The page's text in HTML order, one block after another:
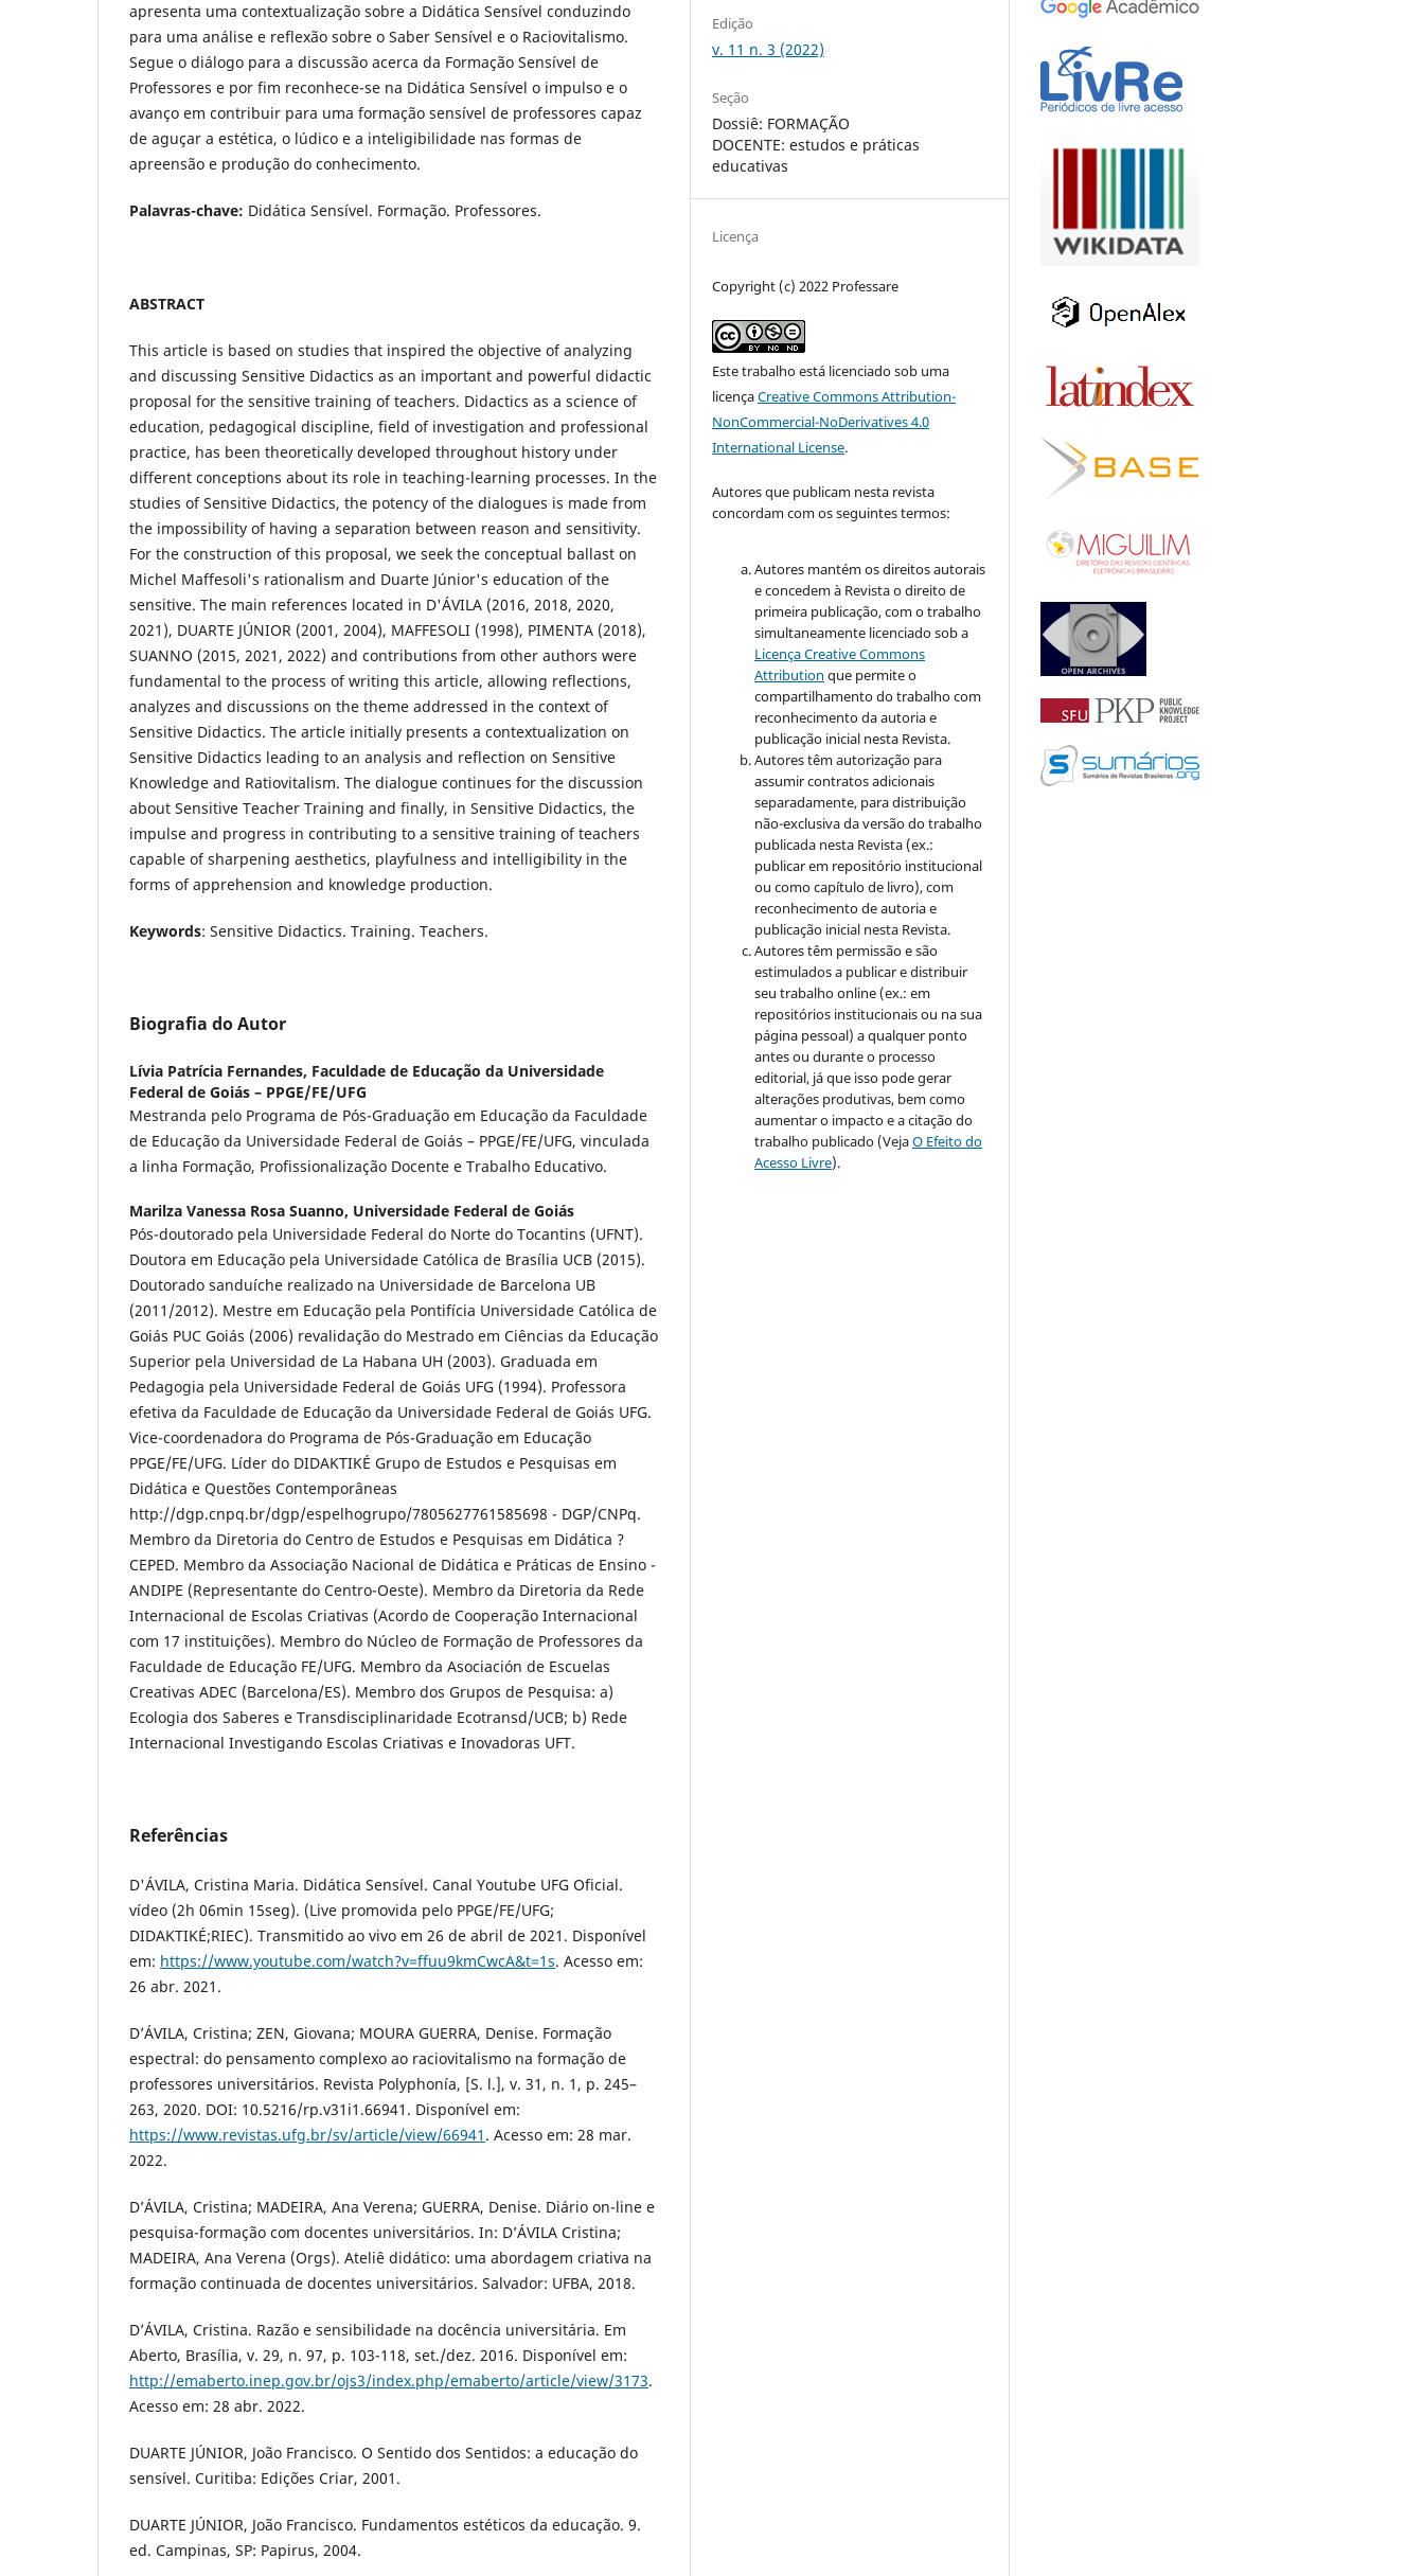
apresenta uma contextualização sobre a Didática Sensível conduzindo
para uma análise e reflexão sobre o Saber Sensível e o Raciovitalismo.
Segue o diálogo para a discussão acerca da Formação Sensível de
Professores e por fim reconhece-se na Didática Sensível o impulso e o
avanço em contribuir para uma formação sensível de professores capaz
de aguçar a estética, o lúdico e a inteligibilidade nas formas de
apreensão e produção do conhecimento.
Palavras-chave: Didática Sensível. Formação. Professores.
ABSTRACT
This article is based on studies that inspired the objective of analyzing
and discussing Sensitive Didactics as an important and powerful didactic
proposal for the sensitive training of teachers. Didactics as a science of
education, pedagogical discipline, field of investigation and professional
practice, has been theoretically developed throughout history under
different conceptions about its role in teaching-learning processes. In the
studies of Sensitive Didactics, the potency of the dialogues is made from
the impossibility of having a separation between reason and sensitivity.
For the construction of this proposal, we seek the conceptual ballast on
Michel Maffesoli's rationalism and Duarte Júnior's education of the
sensitive. The main references located in D'ÁVILA (2016, 2018, 2020,
2021), DUARTE JÚNIOR (2001, 2004), MAFFESOLI (1998), PIMENTA (2018),
SUANNO (2015, 2021, 2022) and contributions from other authors were
fundamental to the process of writing this article, allowing reflections,
analyzes and discussions on the theme addressed in the context of
Sensitive Didactics. The article initially presents a contextualization on
Sensitive Didactics leading to an analysis and reflection on Sensitive
Knowledge and Ratiovitalism. The dialogue continues for the discussion
about Sensitive Teacher Training and finally, in Sensitive Didactics, the
impulse and progress in contributing to a sensitive training of teachers
capable of sharpening aesthetics, playfulness and intelligibility in the
forms of apprehension and knowledge production.
Keywords: Sensitive Didactics. Training. Teachers.
Biografia do Autor
Lívia Patrícia Fernandes, Faculdade de Educação da Universidade
Federal de Goiás – PPGE/FE/UFG
Mestranda pelo Programa de Pós-Graduação em Educação da Faculdade
de Educação da Universidade Federal de Goiás – PPGE/FE/UFG, vinculada
a linha Formação, Profissionalização Docente e Trabalho Educativo.
Marilza Vanessa Rosa Suanno, Universidade Federal de Goiás
Pós-doutorado pela Universidade Federal do Norte do Tocantins (UFNT).
Doutora em Educação pela Universidade Católica de Brasília UCB (2015).
Doutorado sanduíche realizado na Universidade de Barcelona UB
(2011/2012). Mestre em Educação pela Pontifícia Universidade Católica de
Goiás PUC Goiás (2006) revalidação do Mestrado em Ciências da Educação
Superior pela Universidad de La Habana UH (2003). Graduada em
Pedagogia pela Universidade Federal de Goiás UFG (1994). Professora
efetiva da Faculdade de Educação da Universidade Federal de Goiás UFG.
Vice-coordenadora do Programa de Pós-Graduação em Educação
PPGE/FE/UFG. Líder do DIDAKTIKÉ Grupo de Estudos e Pesquisas em
Didática e Questões Contemporâneas
http://dgp.cnpq.br/dgp/espelhogrupo/7805627761585698 - DGP/CNPq.
Membro da Diretoria do Centro de Estudos e Pesquisas em Didática ?
CEPED. Membro da Associação Nacional de Didática e Práticas de Ensino -
ANDIPE (Representante do Centro-Oeste). Membro da Diretoria da Rede
Internacional de Escolas Criativas (Acordo de Cooperação Internacional
com 17 instituições). Membro do Núcleo de Formação de Professores da
Faculdade de Educação FE/UFG. Membro da Asociación de Escuelas
Creativas ADEC (Barcelona/ES). Membro dos Grupos de Pesquisa: a)
Ecologia dos Saberes e Transdisciplinaridade Ecotransd/UCB; b) Rede
Internacional Investigando Escolas Criativas e Inovadoras UFT.
Referências
D'ÁVILA, Cristina Maria. Didática Sensível. Canal Youtube UFG Oficial.
vídeo (2h 06min 15seg). (Live promovida pelo PPGE/FE/UFG;
DIDAKTIKÉ;RIEC). Transmitido ao vivo em 26 de abril de 2021. Disponível
em: https://www.youtube.com/watch?v=ffuu9kmCwcA&t=1s. Acesso em:
26 abr. 2021.
D’ÁVILA, Cristina; ZEN, Giovana; MOURA GUERRA, Denise. Formação
espectral: do pensamento complexo ao raciovitalismo na formação de
professores universitários. Revista Polyphonía, [S. l.], v. 31, n. 1, p. 245–
263, 2020. DOI: 10.5216/rp.v31i1.66941. Disponível em:
https://www.revistas.ufg.br/sv/article/view/66941 . Acesso em: 28 mar.
2022.
D’ÁVILA, Cristina; MADEIRA, Ana Verena; GUERRA, Denise. Diário on-line e
pesquisa-formação com docentes universitários. In: D’ÁVILA Cristina;
MADEIRA, Ana Verena (Orgs). Ateliê didático: uma abordagem criativa na
formação continuada de docentes universitários. Salvador: UFBA, 2018.
D’ÁVILA, Cristina. Razão e sensibilidade na docência universitária. Em
Aberto, Brasília, v. 29, n. 97, p. 103-118, set./dez. 2016. Disponível em:
http://emaberto.inep.gov.br/ojs3/index.php/emaberto/article/view/3173.
Acesso em: 28 abr. 2022.
DUARTE JÚNIOR, João Francisco. O Sentido dos Sentidos: a educação do
sensível. Curitiba: Edições Criar, 2001.
DUARTE JÚNIOR, João Francisco. Fundamentos estéticos da educação. 9.
ed. Campinas, SP: Papirus, 2004.
Edição
v. 11 n. 3 (2022)
Seção
Dossiê: FORMAÇÃO
DOCENTE: estudos e práticas
educativas
Licença
Copyright (c) 2022 Professare
Este trabalho está licenciado sob uma
licençaCreative Commons Attribution-
NonCommercial-NoDerivatives 4.0
International License.
Autores que publicam nesta revista
concordam com os seguintes termos:
Autores mantém os direitos autorais
e concedem à Revista o direito de
primeira publicação, com o trabalho
simultaneamente licenciado sob a
Licença Creative Commons
Attribution que permite o
compartilhamento do trabalho com
reconhecimento da autoria e
publicação inicial nesta Revista.
Autores têm autorização para
assumir contratos adicionais
separadamente, para distribuição
não-exclusiva da versão do trabalho
publicada nesta Revista (ex.:
publicar em repositório institucional
ou como capítulo de livro), com
reconhecimento de autoria e
publicação inicial nesta Revista.
Autores têm permissão e são
estimulados a publicar e distribuir
seu trabalho online (ex.: em
repositórios institucionais ou na sua
página pessoal) a qualquer ponto
antes ou durante o processo
editorial, já que isso pode gerar
alterações produtivas, bem como
aumentar o impacto e a citação do
trabalho publicado (VejaO Efeito do
Acesso Livre).